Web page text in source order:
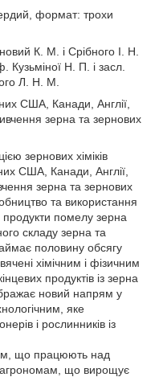
формат: трохи
К. М. і Срібного І. Н.
Кузьміної Н. П. і засл.
Л. Н. М.
США, Канади, Англії,
зерна та зернових
зернових хіміків
США, Канади, Англії,
зерна та зернових
та використання
продукти помелу зерна
складу зерна та
половину обсягу
хімічним і фізичним
продуктів із зерна
новий напрям у
яке
і рослинників із
що працюють над
агрономам, що вирощує